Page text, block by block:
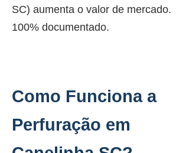
SC) aumenta o valor de mercado.
100% documentado.
Como Funciona a
Perfuração em